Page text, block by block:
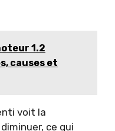
1.2
causes et
voit la
ce qui